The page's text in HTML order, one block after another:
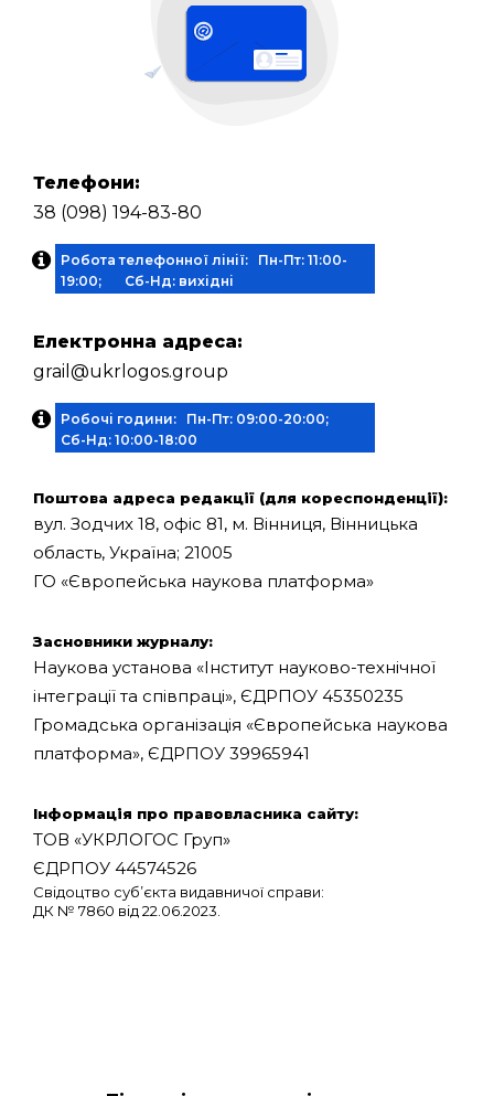
Телефони:
38 (098) 194-83-80
Робота телефонної лінії: Пн-Пт: 11:00-
19:00; Сб-Нд: вихідні
Електронна адреса:
grail@ukrlogos.group
Робочі години: Пн-Пт: 09:00-20:00;
Сб-Нд: 10:00-18:00
Поштова адреса редакції (для кореспонденції):
вул. Зодчих 18, офіс 81, м. Вінниця, Вінницька
область, Україна; 21005
ГО «Європейська наукова платформа»
Засновники журналу:
Наукова установа «Інститут науково-технічної
інтеграції та співпраці», ЄДРПОУ 45350235
Громадська організація «Європейська наукова
платформа», ЄДРПОУ 39965941
Інформація про правовласника сайту:
ТОВ «УКРЛОГОС Груп»
ЄДРПОУ 44574526
Свідоцтво суб’єкта видавничої справи:
ДК № 7860 від 22.06.2023.